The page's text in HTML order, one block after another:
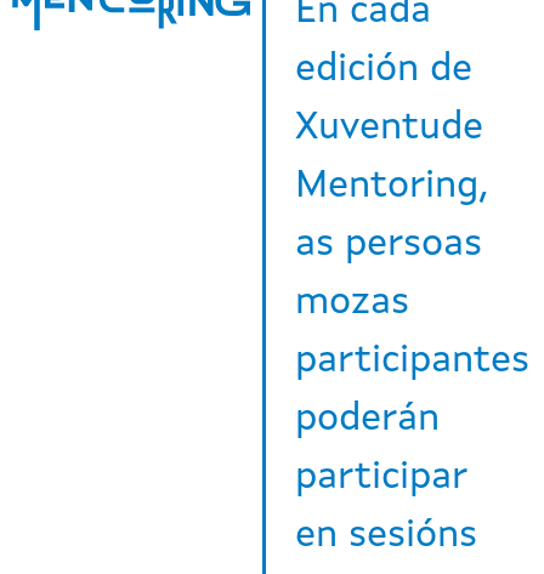
En cada
edición de
Xuventude
Mentoring,
as persoas
mozas
participantes
poderán
participar
en sesións